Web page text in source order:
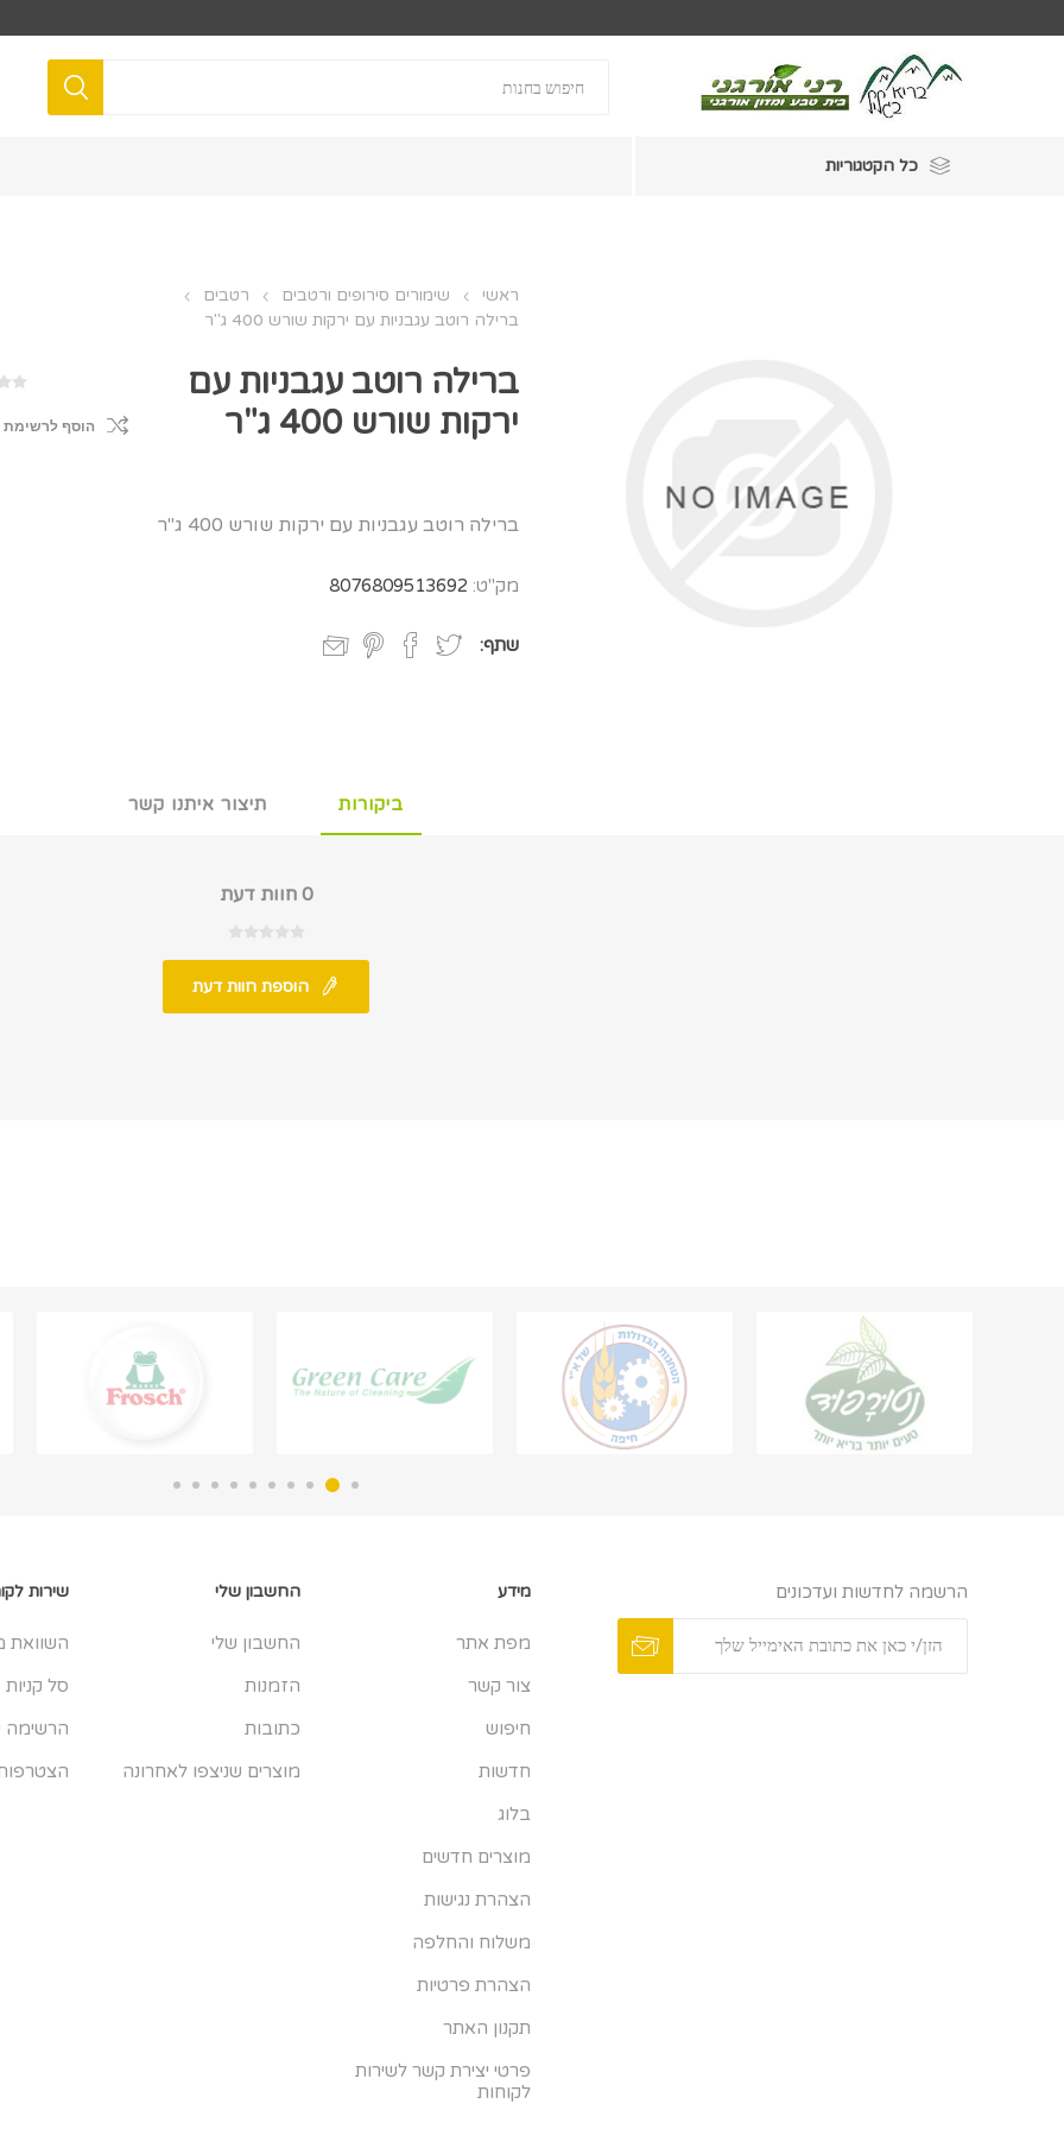
כל הקטגוריות
ראשי שימורים סירופים ורטבים
רטבים
ברילה רוטב עגבניות עם ירקות שורש 400 ג"ר
ברילה רוטב עגבניות עם
ירקות שורש 400 ג"ר
הוסף לרשימת
ברילה רוטב עגבניות עם ירקות שורש 400 ג"ר
מק"ט: 8076809513692
שתף:
ביקורות תיצור איתנו קשר
0 חוות דעת
הוספת חוות דעת
הרשמה לחדשות ועדכונים מידע
מפת אתר
צור קשר
חיפוש
חדשות
בלוג
מוצרים חדשים
הצהרת נגישות
משלוח והחלפה
הצהרת פרטיות
תקנון האתר
פרטי יצירת קשר לשירות
לקוחות
החשבון שלי
החשבון שלי
הזמנות
כתובות
מוצרים שניצפו לאחרונה
שירות
השוואת
סל קניות
הרשימה